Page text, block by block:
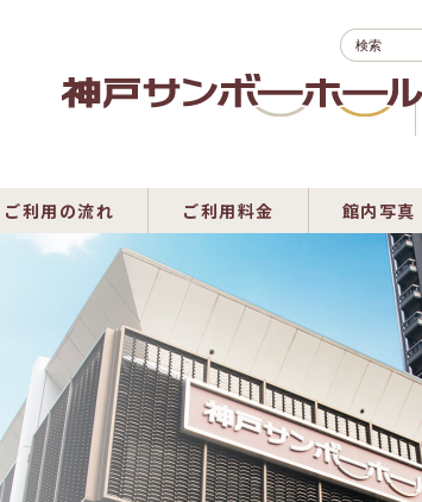
ご利用の流れ ご利用料金 館内写真